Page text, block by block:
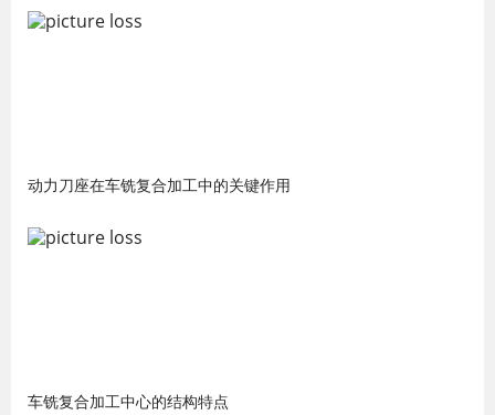
动力刀座在车铣复合加工中的关键作用
车铣复合加工中心的结构特点